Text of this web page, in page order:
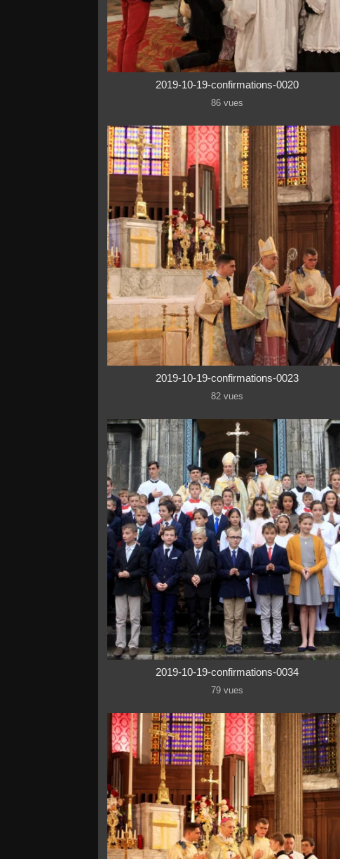
2019-10-19-confirmations-0020
86 vues
2019-10-19-confirmations-0023
82 vues
2019-10-19-confirmations-0034
79 vues